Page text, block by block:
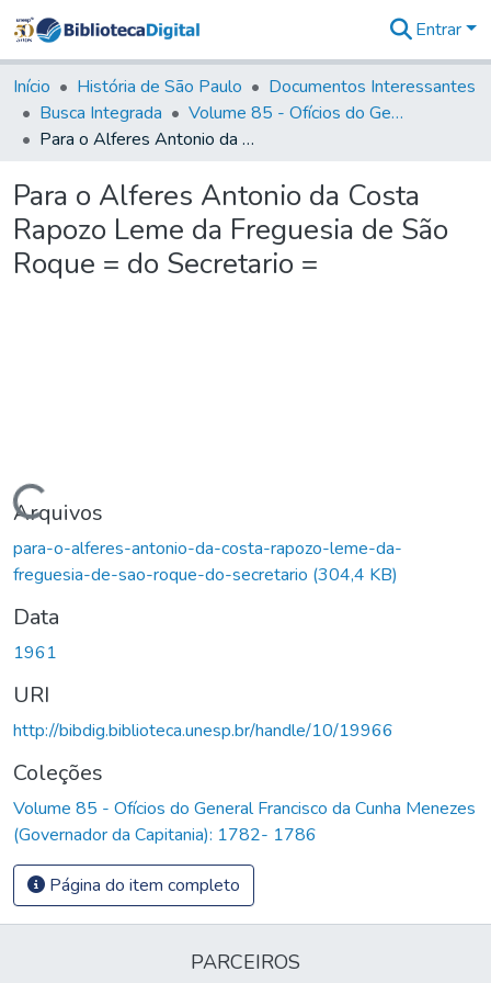
&
Coleções
Tudo na
Biblioteca
Estatísticas
Entrar
Início História de São Paulo
Documentos Interessantes
Busca Integrada
Volume 85 - Ofícios do General Francisco da Cunha Menezes (Governador da Capitania): 1782- 1786
Para o Alferes Antonio da Costa Rapozo Leme da Freguesia de São Roque = do Secretario =
Para o Alferes Antonio da Costa
Rapozo Leme da Freguesia de São
Roque = do Secretario =
Carregando...
Arquivos
para-o-alferes-antonio-da-costa-rapozo-leme-da-
freguesia-de-sao-roque-do-secretario (304,4 KB)
Data
1961
URI
http://bibdig.biblioteca.unesp.br/handle/10/19966
Coleções
Volume 85 - Ofícios do General Francisco da Cunha Menezes
(Governador da Capitania): 1782- 1786
Página do item completo
PARCEIROS